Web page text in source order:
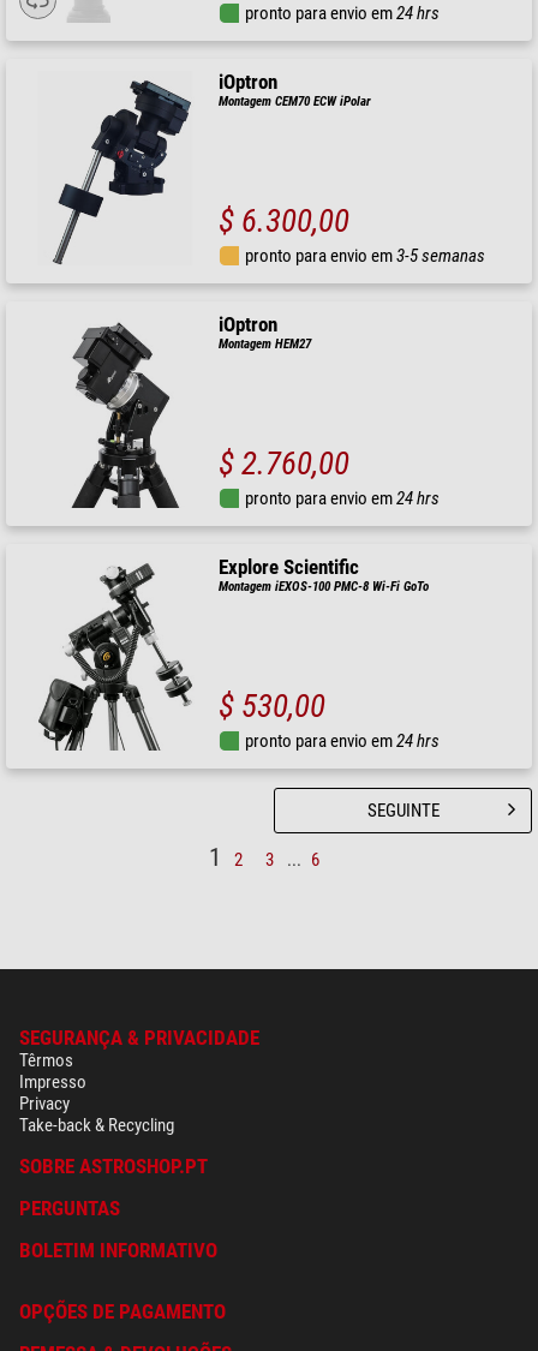
pronto para envio em24 hrs
iOptron
Montagem CEM70 ECW iPolar
$ 6.300,00
pronto para envio em3-5 semanas
iOptron
Montagem HEM27
$ 2.760,00
pronto para envio em24 hrs
Explore Scientific
Montagem iEXOS-100 PMC-8 Wi-Fi GoTo
$ 530,00
pronto para envio em24 hrs
1 2 3 ... 6
SEGUINTE
SEGURANÇA & PRIVACIDADE
Têrmos
Impresso
Privacy
Take-back & Recycling
SOBRE ASTROSHOP.PT
PERGUNTAS
BOLETIM INFORMATIVO
OPÇÕES DE PAGAMENTO